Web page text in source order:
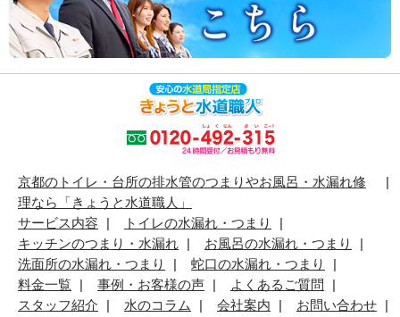
京都のトイレ・台所の排水管のつまりやお風呂・水漏れ修
理なら「きょうと水道職人」
サービス内容
トイレの水漏れ・つまり
キッチンのつまり・水漏れ
お風呂の水漏れ・つまり
洗面所の水漏れ・つまり
蛇口の水漏れ・つまり
料金一覧
事例・お客様の声
よくあるご質問
スタッフ紹介
水のコラム 会社案内
お問い合わせ